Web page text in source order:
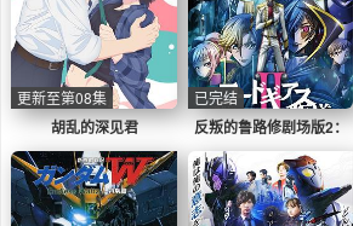
胡乱的深见君
更新至第08集
反叛的鲁路修剧场版2：
叛道
已完结